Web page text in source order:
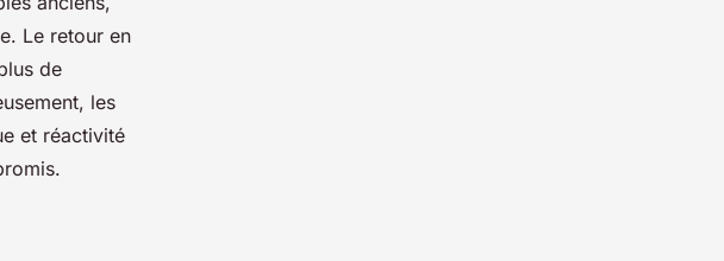
Le retour en
de
les
et réactivité